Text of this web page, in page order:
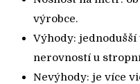
výrobce.
Výhody:
nerovností u
Nevýhody: je více